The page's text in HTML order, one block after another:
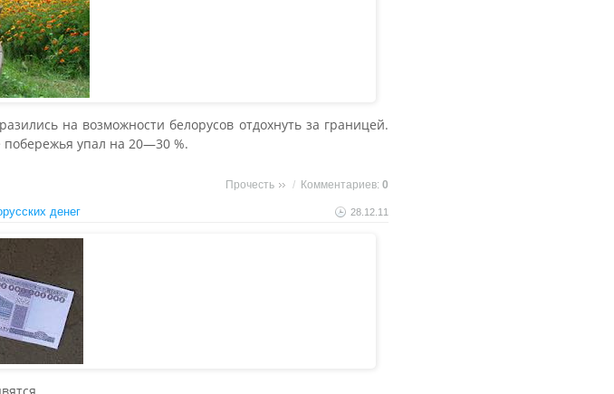
на возможности белорусов отдохнуть за границей.
побережья упал на 20—30 %.
Прочесть / Комментариев: 0
28.12.11
денег